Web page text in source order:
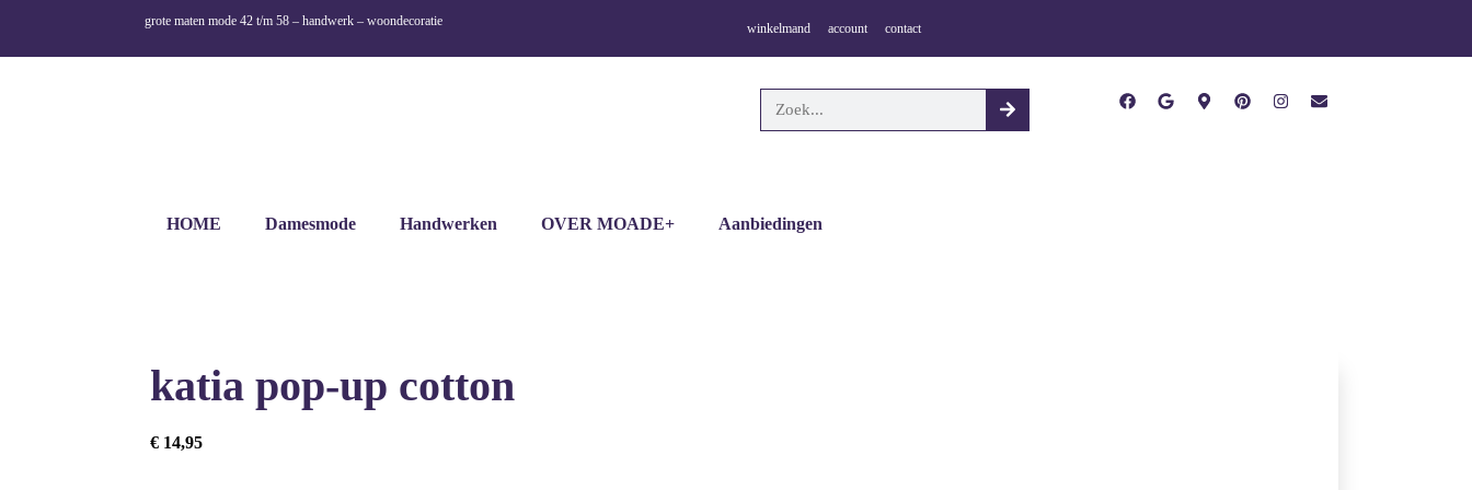
grote maten mode 42 t/m 58 – handwerk – woondecoratie
winkelmand account contact
HOME Damesmode Handwerken OVER MOADE+ Aanbiedingen
katia pop-up cotton
€ 14,95